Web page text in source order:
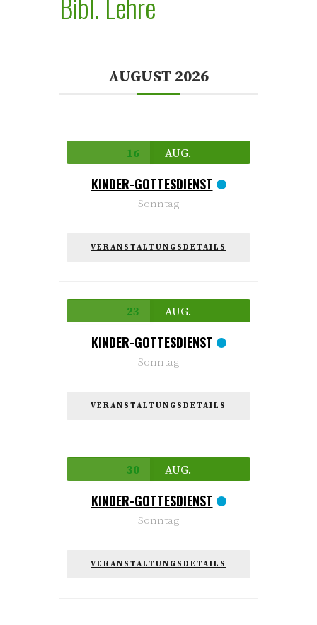
AUGUST 2026
16 AUG.
KINDER-GOTTESDIENST
Sonntag
VERANSTALTUNGSDETAILS
23 AUG.
KINDER-GOTTESDIENST
Sonntag
VERANSTALTUNGSDETAILS
30 AUG.
KINDER-GOTTESDIENST
Sonntag
VERANSTALTUNGSDETAILS